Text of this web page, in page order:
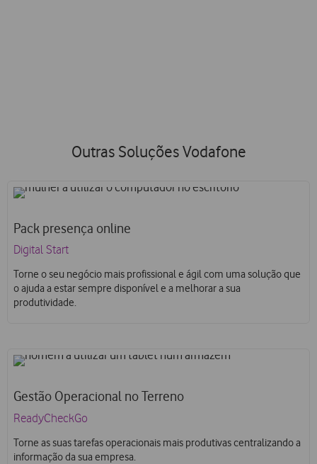
Outras Soluções Vodafone
Pack presença online
Digital Start
Torne o seu negócio mais profissional e ágil com uma solução que
o ajuda a estar sempre disponível e a melhorar a sua
produtividade.
Gestão Operacional no Terreno
ReadyCheckGo
Torne as suas tarefas operacionais mais produtivas centralizando a
informação da sua empresa.